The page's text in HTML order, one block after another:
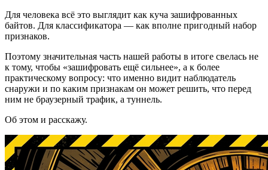
Для человека всё это выглядит как куча зашифрованных
байтов. Для классификатора — как вполне пригодный набор
признаков.
Поэтому значительная часть нашей работы в итоге свелась не
к тому, чтобы «зашифровать ещё сильнее», а к более
практическому вопросу: что именно видит наблюдатель
снаружи и по каким признакам он может решить, что перед
ним не браузерный трафик, а туннель.
Об этом и расскажу.